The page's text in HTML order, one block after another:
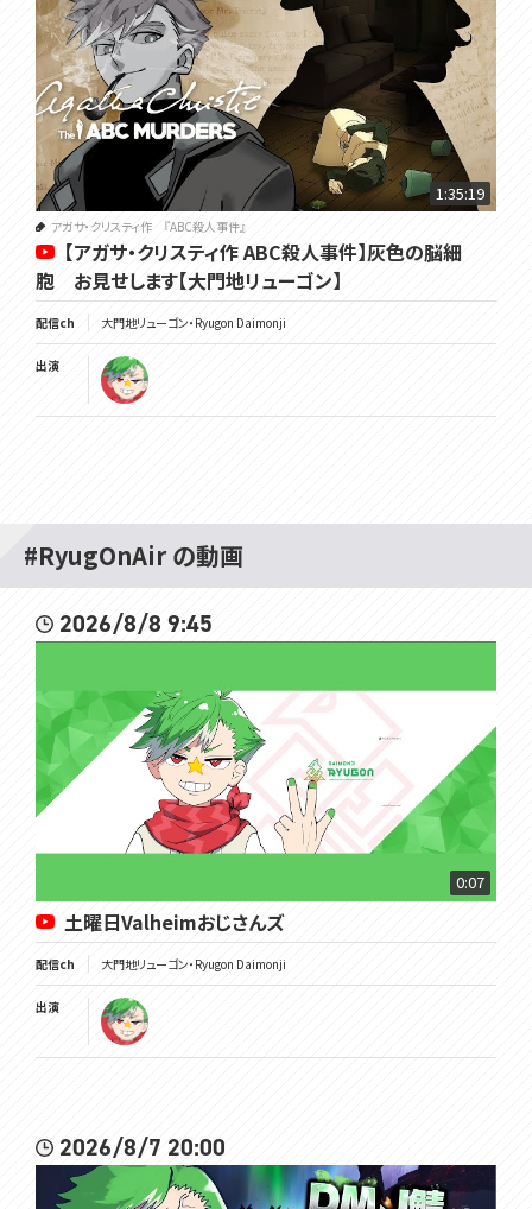
1:35:19
アガサ・クリスティ作 『ABC殺人事件』
【アガサ・クリスティ作 ABC殺人事件】灰色の脳細
胞 お見せします【大門地リューゴン】
配信ch 大門地リューゴン・Ryugon Daimonji
出演
#RyugOnAir の動画
2026/8/8 9:45
0:07
土曜日Valheimおじさんズ
配信ch 大門地リューゴン・Ryugon Daimonji
出演
2026/8/7 20:00